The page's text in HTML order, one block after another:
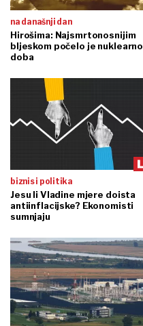
na današnji dan
Hirošima: Najsmrtonosnijim
bljeskom počelo je nuklearno
doba
biznis i politika
Jesu li Vladine mjere doista
antiinflacijske? Ekonomisti
sumnjaju